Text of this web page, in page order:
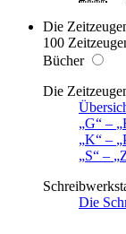
Die
100
Bücher
Die
G
–
K
–
S
–
Die